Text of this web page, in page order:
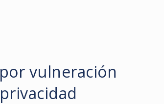
vulneración